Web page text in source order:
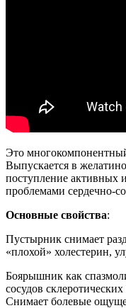
Это
Выпускается в
поступление активных
проблемами сердечно-
Основные свойства:
Пустырник снимает
«плохой» холестерин,
Боярышник как
сосудов
Снимает болевые